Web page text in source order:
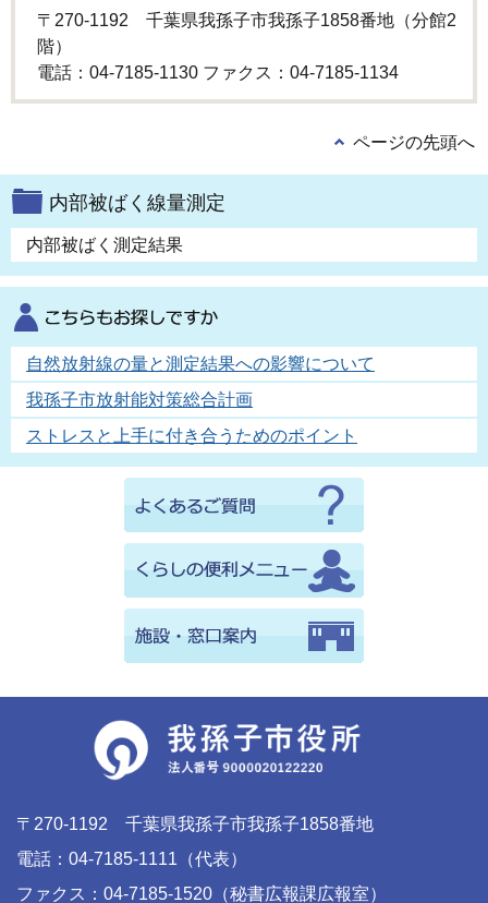
〒270-1192 千葉県我孫子市我孫子1858番地（分館2
階）
電話：04-7185-1130 ファクス：04-7185-1134
ページの先頭へ
内部被ばく線量測定
内部被ばく測定結果
自然放射線の量と測定結果への影響について
我孫子市放射能対策総合計画
ストレスと上手に付き合うためのポイント
〒270-1192 千葉県我孫子市我孫子1858番地
電話：04-7185-1111（代表）
ファクス：04-7185-1520（秘書広報課広報室）